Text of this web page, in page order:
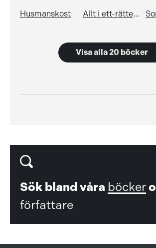
Husmanskost Allt i ett-rätter för plåt, panna, form och gryta
Visa alla 20 böcker
Sök bland våra böcker
författare